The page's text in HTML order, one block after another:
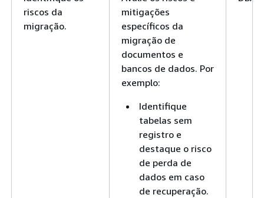
riscos da
migração.
mitigações
específicos da
migração de
documentos e
bancos de dados. Por
exemplo:
Identifique
tabelas sem
registro e
destaque o risco
de perda de
dados em caso
de recuperação.